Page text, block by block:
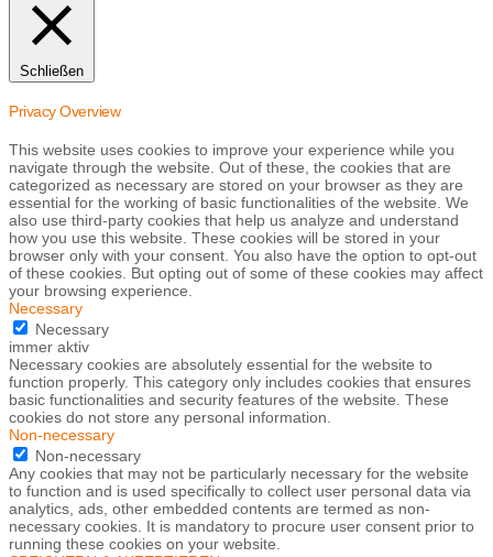
Schließen
Privacy Overview
This website uses cookies to improve your experience while you
navigate through the website. Out of these, the cookies that are
categorized as necessary are stored on your browser as they are
essential for the working of basic functionalities of the website. We
also use third-party cookies that help us analyze and understand
how you use this website. These cookies will be stored in your
browser only with your consent. You also have the option to opt-out
of these cookies. But opting out of some of these cookies may affect
your browsing experience.
Necessary
Necessary
immer aktiv
Necessary cookies are absolutely essential for the website to
function properly. This category only includes cookies that ensures
basic functionalities and security features of the website. These
cookies do not store any personal information.
Non-necessary
Non-necessary
Any cookies that may not be particularly necessary for the website
to function and is used specifically to collect user personal data via
analytics, ads, other embedded contents are termed as non-
necessary cookies. It is mandatory to procure user consent prior to
running these cookies on your website.